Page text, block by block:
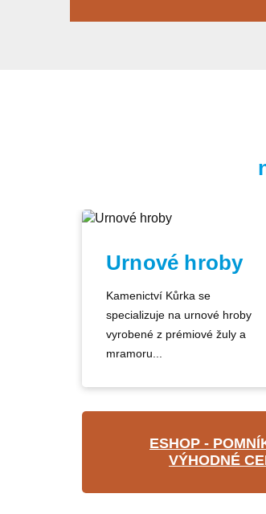
Urnové hroby
Kamenictví Kůrka se
specializuje na urnové hroby
vyrobené z prémiové žuly a
mramoru...
ESHOP -
VÝHODNÉ